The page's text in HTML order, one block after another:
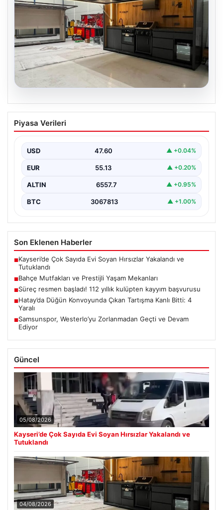
Bahçe Mutfakları ve Prestijli Yaşam
Mekanları
yaşamaktadır. Baştan başa lüks villalarda ikamet eden…
Piyasa Verileri
USD 47.60 ▲ +0.04%
EUR 55.13 ▲ +0.20%
ALTIN 6557.7 ▲ +0.95%
BTC 3067813 ▲ +1.00%
Son Eklenen Haberler
■Kayseri’de Çok Sayıda Evi Soyan Hırsızlar Yakalandı ve
Tutuklandı
■Bahçe Mutfakları ve Prestijli Yaşam Mekanları
■Süreç resmen başladı! 112 yıllık kulüpten kayyım başvurusu
■Hatay’da Düğün Konvoyunda Çıkan Tartışma Kanlı Bitti: 4
Yaralı
■Samsunspor, Westerlo’yu Zorlanmadan Geçti ve Devam
Ediyor
Güncel
05/08/2026
Kayseri’de Çok Sayıda Evi Soyan Hırsızlar Yakalandı ve
Tutuklandı
04/08/2026